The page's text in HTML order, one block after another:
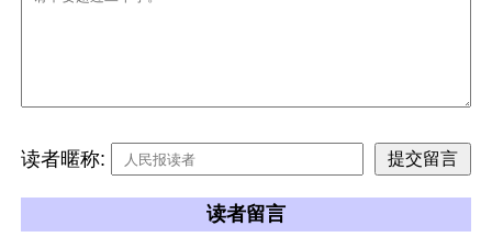
读者暱称:
读者留言